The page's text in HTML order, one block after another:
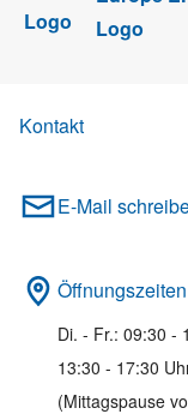
Kontakt
E-Mail
Di. - Fr.: 09:30 -
13:30 - 17:30
(Mittagspause